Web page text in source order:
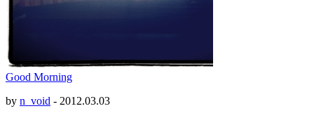
Good Morning
by n_void - 2012.03.03